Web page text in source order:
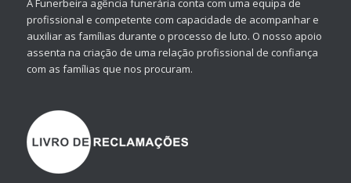
A Funerbeira agência funerária conta com uma equipa de
profissional e competente com capacidade de acompanhar e
auxiliar as famílias durante o processo de luto. O nosso apoio
assenta na criação de uma relação profissional de confiança
com as famílias que nos procuram.